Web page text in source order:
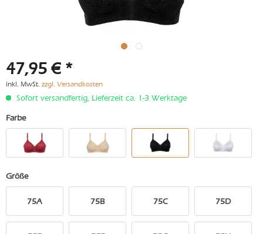
47,95 € *
inkl. MwSt. zzgl. Versandkosten
Sofort versandfertig, Lieferzeit ca. 1-3 Werktage
Farbe
Größe
75A 75B 75C 75D